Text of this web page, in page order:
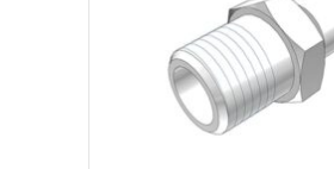
IN DEN WARENKORB